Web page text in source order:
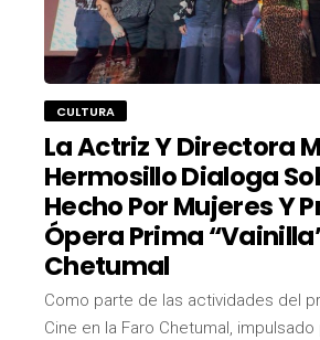
CULTURA
La Actriz Y Directora
Hermosillo Dialoga
Hecho Por Mujeres Y
Ópera Prima
Chetumal
Como parte de las actividades del
Cine en la Faro Chetumal,